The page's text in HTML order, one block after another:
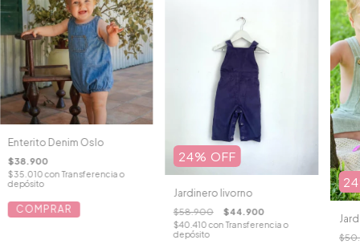
Enterito Denim Oslo
$38.900
$35.010con Transferencia o
depósito
COMPRAR
24% OFF
Jardinero livorno
$58.900 $44.900
$40.410con Transferencia o
depósito
24